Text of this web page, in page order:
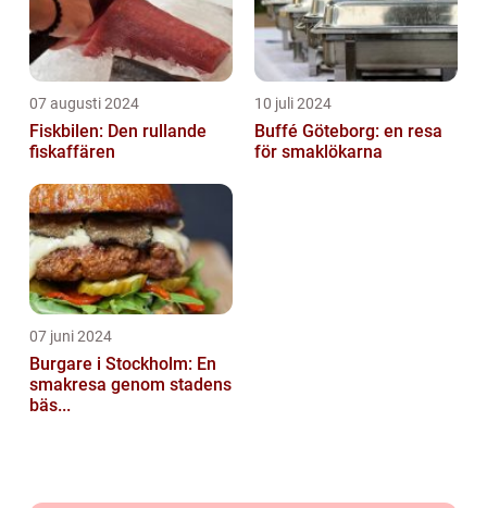
07 augusti 2024
Fiskbilen: Den rullande
fiskaffären
10 juli 2024
Buffé Göteborg: en resa
för smaklökarna
07 juni 2024
Burgare i Stockholm: En
smakresa genom stadens
bäs...